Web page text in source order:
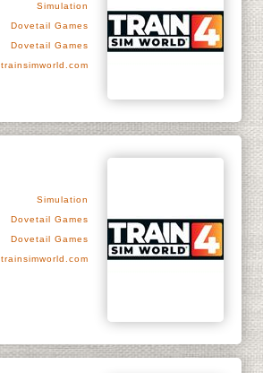
Simulation
Dovetail Games
Dovetail Games
trainsimworld.com
Simulation
Dovetail Games
Dovetail Games
trainsimworld.com